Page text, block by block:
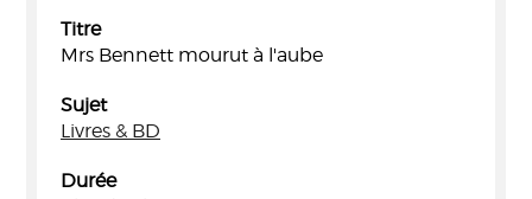
Titre
Mrs Bennett mourut à l'aube
Sujet
Livres & BD
Durée